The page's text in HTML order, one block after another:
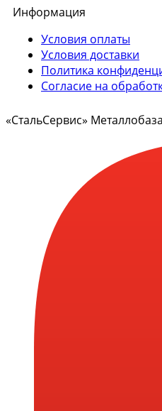
Информация
Условия оплаты
Условия доставки
Политика
Согласие на
«СтальСервис»